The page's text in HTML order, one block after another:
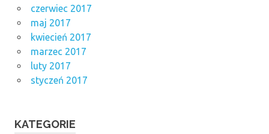
czerwiec 2017
maj 2017
kwiecień 2017
marzec 2017
luty 2017
styczeń 2017
KATEGORIE